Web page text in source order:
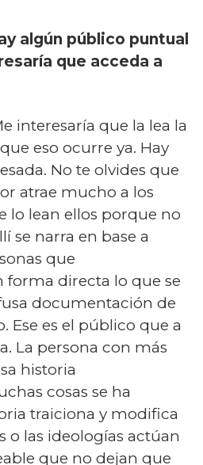
algún público puntual
que acceda a
interesaría que la lea la
eso ocurre ya. Hay
No te olvides que
atrae mucho a los
lo lean ellos porque no
se narra en base a
que
directa lo que se
documentación de
Ese es el público que a
La persona con más
historia
cosas se ha
traiciona y modifica
o las ideologías actúan
que no dejan que